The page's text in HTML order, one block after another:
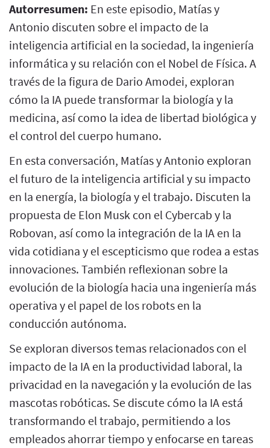
Autorresumen: En este episodio, Matías y
Antonio discuten sobre el impacto de la
inteligencia artificial en la sociedad, la ingeniería
informática y su relación con el Nobel de Física. A
través de la figura de Dario Amodei, exploran
cómo la IA puede transformar la biología y la
medicina, así como la idea de libertad biológica y
el control del cuerpo humano.
En esta conversación, Matías y Antonio exploran
el futuro de la inteligencia artificial y su impacto
en la energía, la biología y el trabajo. Discuten la
propuesta de Elon Musk con el Cybercab y la
Robovan, así como la integración de la IA en la
vida cotidiana y el escepticismo que rodea a estas
innovaciones. También reflexionan sobre la
evolución de la biología hacia una ingeniería más
operativa y el papel de los robots en la
conducción autónoma.
Se exploran diversos temas relacionados con el
impacto de la IA en la productividad laboral, la
privacidad en la navegación y la evolución de las
mascotas robóticas. Se discute cómo la IA está
transformando el trabajo, permitiendo a los
empleados ahorrar tiempo y enfocarse en tareas